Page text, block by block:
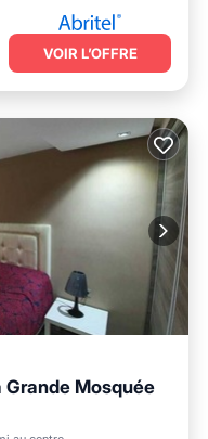
VOIR L’OFFRE
Mosquée